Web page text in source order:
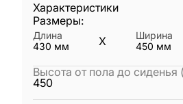
Характеристики
Размеры:
Длина
430 мм X
Ширина
450 мм
Высота от пола до сиденья
450